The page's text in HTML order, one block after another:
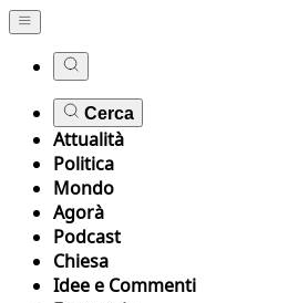
Cerca
Attualità
Politica
Mondo
Agorà
Podcast
Chiesa
Idee e Commenti